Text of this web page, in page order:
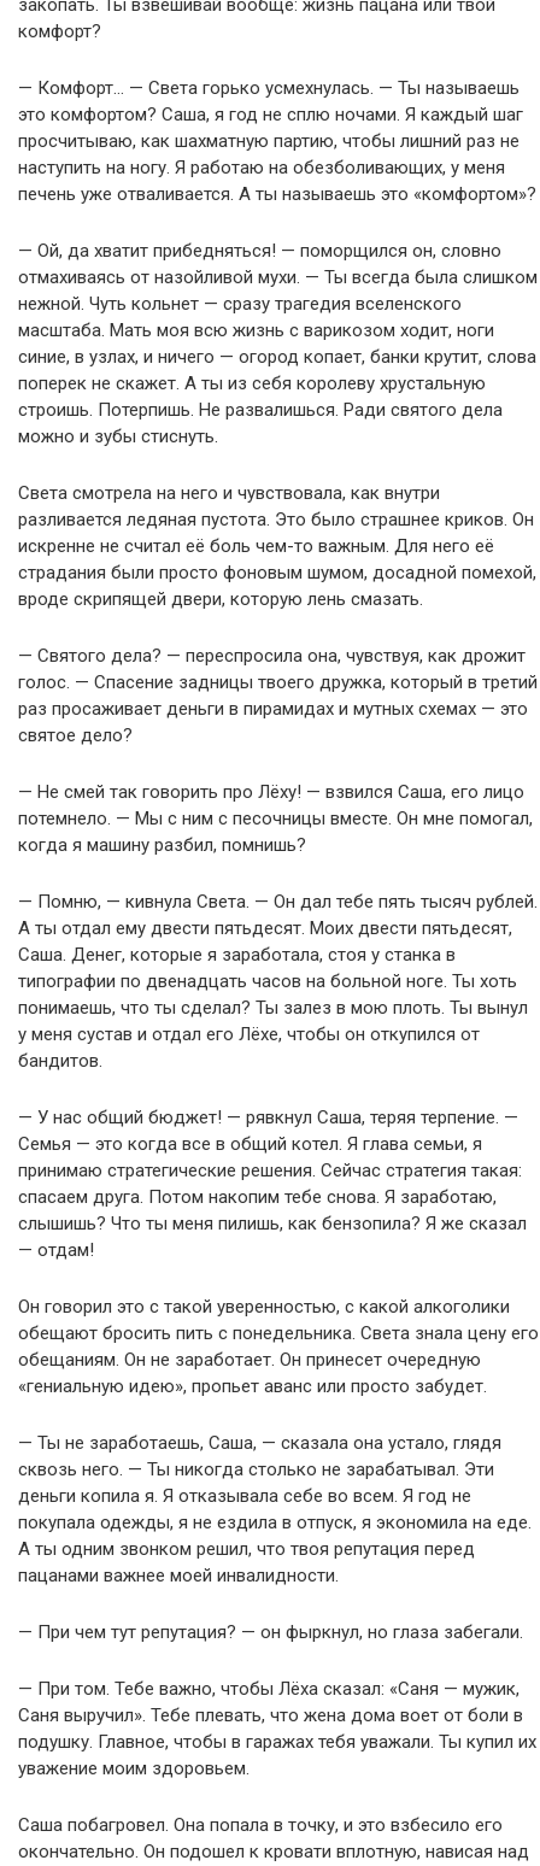
закопать. Ты взвешивай вообще: жизнь пацана или твой
комфорт?
— Комфорт… — Света горько усмехнулась. — Ты называешь
это комфортом? Саша, я год не сплю ночами. Я каждый шаг
просчитываю, как шахматную партию, чтобы лишний раз не
наступить на ногу. Я работаю на обезболивающих, у меня
печень уже отваливается. А ты называешь это «комфортом»?
— Ой, да хватит прибедняться! — поморщился он, словно
отмахиваясь от назойливой мухи. — Ты всегда была слишком
нежной. Чуть кольнет — сразу трагедия вселенского
масштаба. Мать моя всю жизнь с варикозом ходит, ноги
синие, в узлах, и ничего — огород копает, банки крутит, слова
поперек не скажет. А ты из себя королеву хрустальную
строишь. Потерпишь. Не развалишься. Ради святого дела
можно и зубы стиснуть.
Света смотрела на него и чувствовала, как внутри
разливается ледяная пустота. Это было страшнее криков. Он
искренне не считал её боль чем-то важным. Для него её
страдания были просто фоновым шумом, досадной помехой,
вроде скрипящей двери, которую лень смазать.
— Святого дела? — переспросила она, чувствуя, как дрожит
голос. — Спасение задницы твоего дружка, который в третий
раз просаживает деньги в пирамидах и мутных схемах — это
святое дело?
— Не смей так говорить про Лёху! — взвился Саша, его лицо
потемнело. — Мы с ним с песочницы вместе. Он мне помогал,
когда я машину разбил, помнишь?
— Помню, — кивнула Света. — Он дал тебе пять тысяч рублей.
А ты отдал ему двести пятьдесят. Моих двести пятьдесят,
Саша. Денег, которые я заработала, стоя у станка в
типографии по двенадцать часов на больной ноге. Ты хоть
понимаешь, что ты сделал? Ты залез в мою плоть. Ты вынул
у меня сустав и отдал его Лёхе, чтобы он откупился от
бандитов.
— У нас общий бюджет! — рявкнул Саша, теряя терпение. —
Семья — это когда все в общий котел. Я глава семьи, я
принимаю стратегические решения. Сейчас стратегия такая:
спасаем друга. Потом накопим тебе снова. Я заработаю,
слышишь? Что ты меня пилишь, как бензопила? Я же сказал
— отдам!
Он говорил это с такой уверенностью, с какой алкоголики
обещают бросить пить с понедельника. Света знала цену его
обещаниям. Он не заработает. Он принесет очередную
«гениальную идею», пропьет аванс или просто забудет.
— Ты не заработаешь, Саша, — сказала она устало, глядя
сквозь него. — Ты никогда столько не зарабатывал. Эти
деньги копила я. Я отказывала себе во всем. Я год не
покупала одежды, я не ездила в отпуск, я экономила на еде.
А ты одним звонком решил, что твоя репутация перед
пацанами важнее моей инвалидности.
— При чем тут репутация? — он фыркнул, но глаза забегали.
— При том. Тебе важно, чтобы Лёха сказал: «Саня — мужик,
Саня выручил». Тебе плевать, что жена дома воет от боли в
подушку. Главное, чтобы в гаражах тебя уважали. Ты купил их
уважение моим здоровьем.
Саша побагровел. Она попала в точку, и это взбесило его
окончательно. Он подошел к кровати вплотную, нависая над